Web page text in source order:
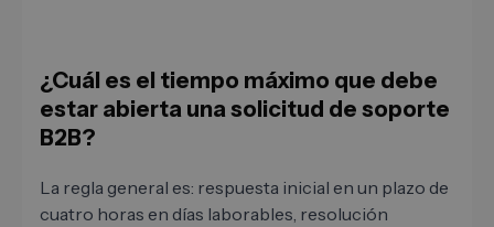
¿Cuál es el tiempo máximo que debe
estar abierta una solicitud de soporte
B2B?
La regla general es: respuesta inicial en un plazo de
cuatro horas en días laborables, resolución